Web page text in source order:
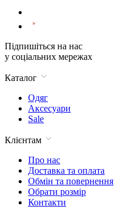
Підпишіться на нас
у соціальних мережах
Каталог
Одяг
Аксесуари
Sale
Клієнтам
Про нас
Доставка та оплата
Обмін та повернення
Обрати розмір
Контакти